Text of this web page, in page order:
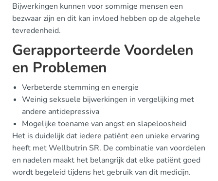
Bijwerkingen kunnen voor sommige mensen een
bezwaar zijn en dit kan invloed hebben op de algehele
tevredenheid.
Gerapporteerde Voordelen
en Problemen
Verbeterde stemming en energie
Weinig seksuele bijwerkingen in vergelijking met
andere antidepressiva
Mogelijke toename van angst en slapeloosheid
Het is duidelijk dat iedere patiënt een unieke ervaring
heeft met Wellbutrin SR. De combinatie van voordelen
en nadelen maakt het belangrijk dat elke patiënt goed
wordt begeleid tijdens het gebruik van dit medicijn.